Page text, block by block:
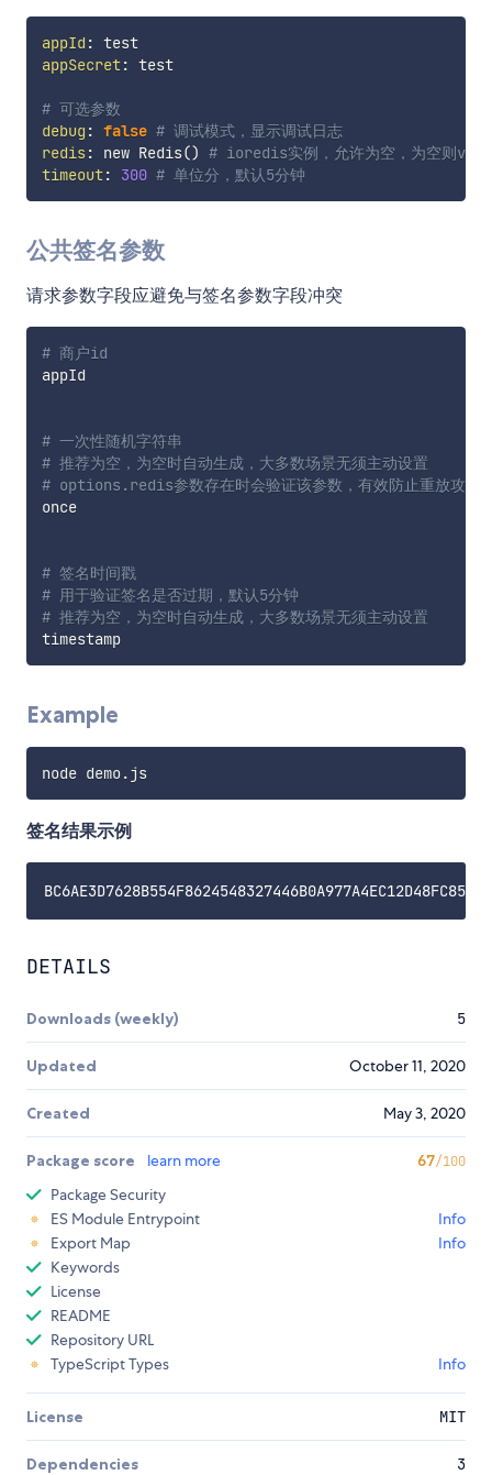
appId :
test
appSecret: test
# 可选参数
debug : false # 调试模式，显示调试日志
redis: new Redis() # ioredis实例，允许为空，为空则
timeout: 300 # 单位分，默认5分钟
公共签名参数
请求参数字段应避免与签名参数字段冲突
# 商户id
appId
# 一次性随机字符串
# 推荐为空，为空时自动生成，大多数场景无须主动设置
# options.redis参数存在时会验证该参数，有效防止重放攻击
once
# 签名时间戳
# 用于验证签名是否过期，默认5分钟
# 推荐为空，为空时自动生成，大多数场景无须主动设置
Example
node demo.js
签名结果示例
DETAILS
Downloads (weekly) 5
Updated October 11, 2020
Created May 3, 2020
Package score learn more 67/100
Package Security
ES Module Entrypoint
Info
Export Map
Info
Keywords
License
README
Repository URL
TypeScript Types
Info
License MIT
Dependencies 3